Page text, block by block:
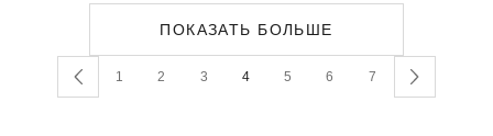
ПОКАЗАТЬ БОЛЬШЕ
1 2 3 4 5 6 7